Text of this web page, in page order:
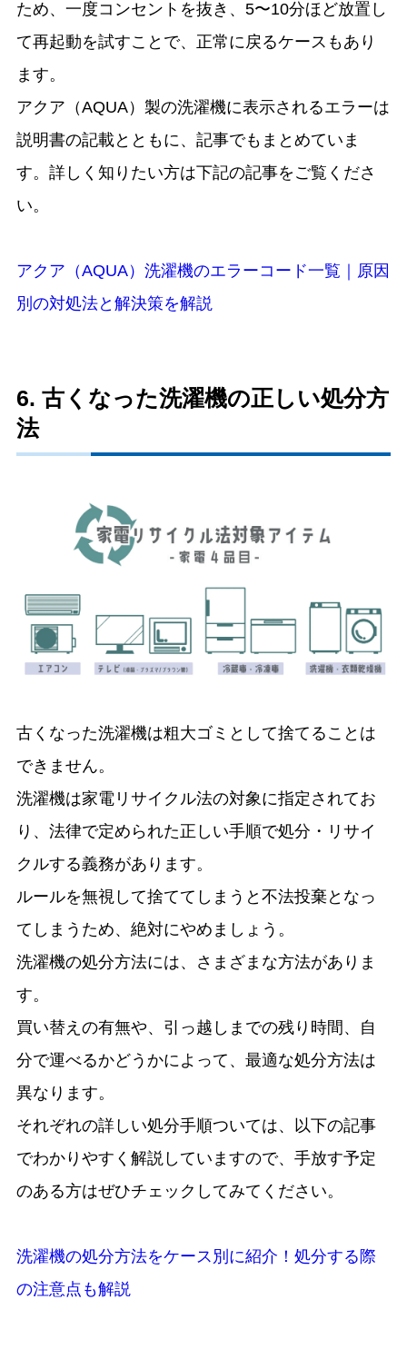
ため、一度コンセントを抜き、5〜10分ほど放置し
て再起動を試すことで、正常に戻るケースもあり
ます。
アクア（AQUA）製の洗濯機に表示されるエラーは
説明書の記載とともに、記事でもまとめていま
す。詳しく知りたい方は下記の記事をご覧くださ
い。
アクア（AQUA）洗濯機のエラーコード一覧｜原因
別の対処法と解決策を解説
6. 古くなった洗濯機の正しい処分方
法
古くなった洗濯機は粗大ゴミとして捨てることは
できません。
洗濯機は家電リサイクル法の対象に指定されてお
り、法律で定められた正しい手順で処分・リサイ
クルする義務があります。
ルールを無視して捨ててしまうと不法投棄となっ
てしまうため、絶対にやめましょう。
洗濯機の処分方法には、さまざまな方法がありま
す。
買い替えの有無や、引っ越しまでの残り時間、自
分で運べるかどうかによって、最適な処分方法は
異なります。
それぞれの詳しい処分手順ついては、以下の記事
でわかりやすく解説していますので、手放す予定
のある方はぜひチェックしてみてください。
洗濯機の処分方法をケース別に紹介！処分する際
の注意点も解説